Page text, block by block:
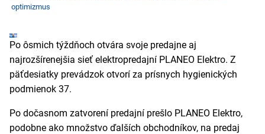
optimizmus
Po ôsmich týždňoch otvára svoje predajne aj
najrozšírenejšia sieť elektropredajní PLANEO Elektro. Z
päťdesiatky prevádzok otvorí za prísnych hygienických
podmienok 37.
Po dočasnom zatvorení predajní prešlo PLANEO Elektro,
podobne ako množstvo ďalších obchodníkov, na predaj